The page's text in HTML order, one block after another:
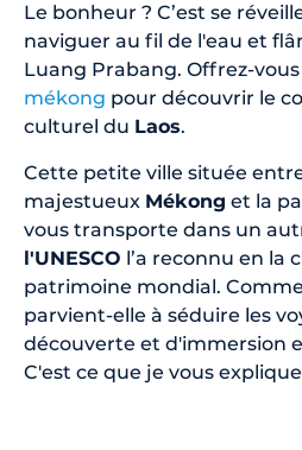
Le bonheur ? C’est se
naviguer au fil de l'eau et
Luang Prabang. Offrez-
mékong pour découvrir le
culturel du Laos.
Cette petite ville située
majestueux Mékong et la
vous transporte dans un
l'UNESCO l’a reconnu en la
patrimoine mondial.
parvient-elle à séduire les
découverte et d'immersion
C'est ce que je vous